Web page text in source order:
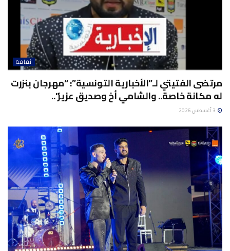
ثقافة
مرتضى الفتيتي لـ”الأخبارية التونسية”: “مهرجان بنزرت
له مكانة خاصة.. والشامي أخ وصديق عزيز”..